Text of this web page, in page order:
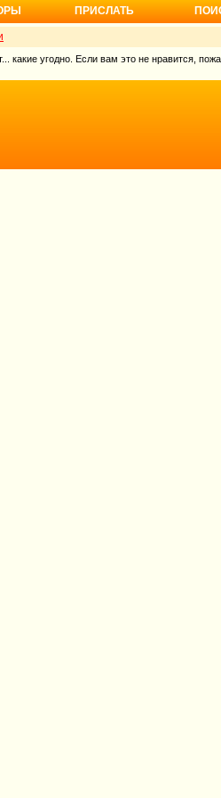
ПРИСЛАТЬ
угодно. Если вам это не нравится,